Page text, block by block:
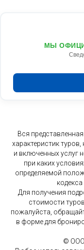
МЫ
Вся
характеристик
и включенных услуг
при каких
определяемой
Для получения
стоимости
пожалуйста,
в форме для
© ООО